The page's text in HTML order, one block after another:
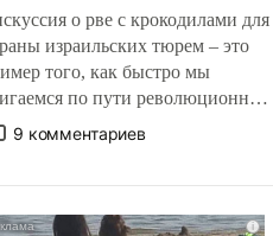
о рве с крокодилами для
израильских тюрем – это
того, как быстро мы
по пути революционных
То, что несколько лет
было образом для
9 комментариев